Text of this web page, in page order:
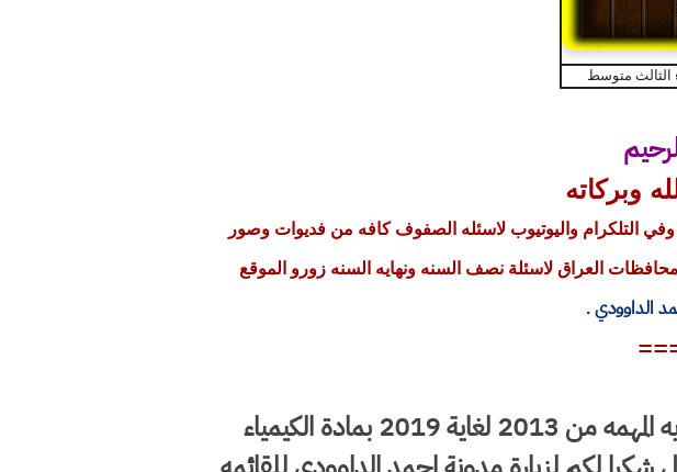
الثالث متوسط
وبركاته
وفي التلكرام واليوتيوب لاسئله الصفوف كافه من فديوات وصور
الصفوف المنتهيه والغير منتهيه للعام الدراسي 2020 ولكل محافظات العراق لاسئلة نصف السنه ونهايه السنه زورو الموقع
الداوودي .
هذا نموج لما هوا موجود بالملزمه توجد فيها كل الاسئله الوزاريه المهمه من 2013 لغاية 2019 بمادة الكيمياء